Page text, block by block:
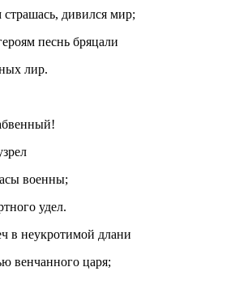
дивился мир;
песнь бряцали
лир.
военны;
удел.
в неукротимой длани
венчанного царя;